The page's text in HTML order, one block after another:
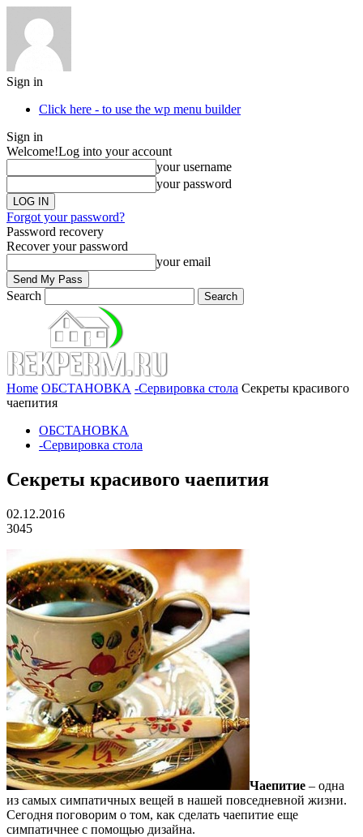
Sign in
Click here - to use the wp menu builder
Sign in
Welcome!Log into your account
your username
your password
Forgot your password?
Password recovery
Recover your password
your email
Search
Home ОБСТАНОВКА -Сервировка стола Секреты красивого
чаепития
ОБСТАНОВКА
-Сервировка стола
Секреты красивого чаепития
02.12.2016
3045
Чаепитие – одна
из самых симпатичных вещей в нашей повседневной жизни.
Сегодня поговорим о том, как сделать чаепитие еще
симпатичнее с помощью дизайна.